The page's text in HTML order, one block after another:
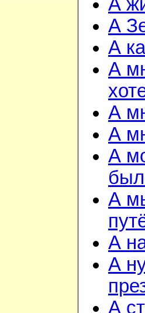
А
А
А
А
А
А
А
А
А
А
А